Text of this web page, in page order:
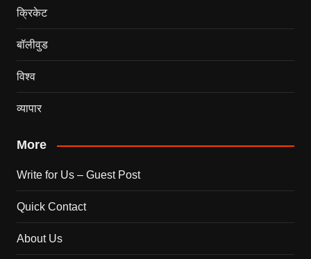
क्रिकेट
बॉलीवुड
विश्व
व्यापार
More
Write for Us – Guest Post
Quick Contact
About Us